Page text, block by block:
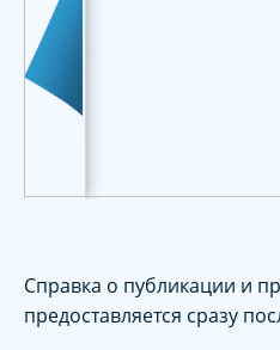
Справка о публикации и
предоставляется сразу